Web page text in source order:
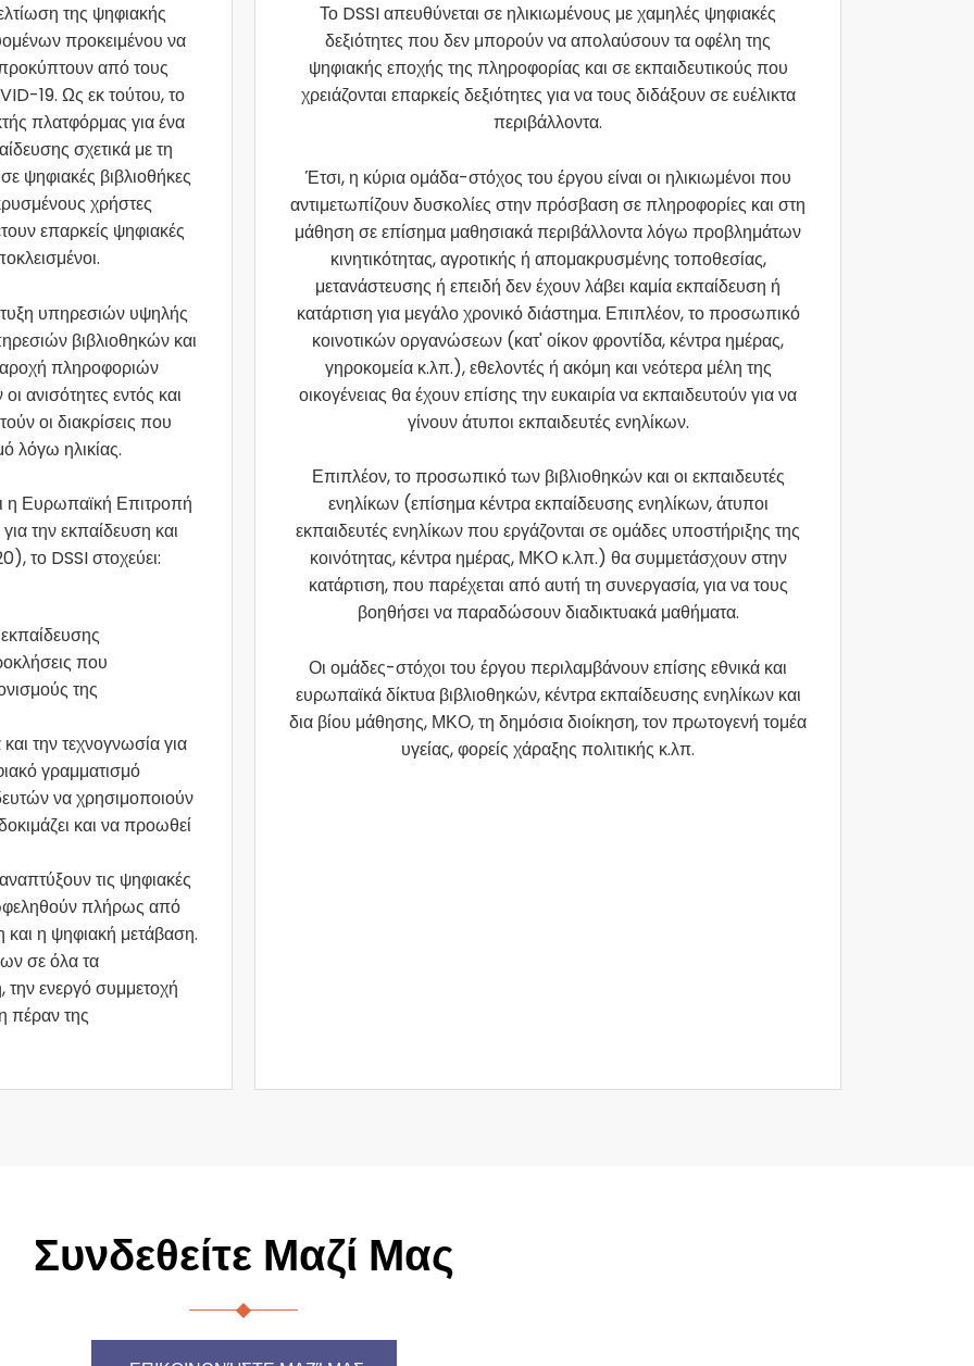
της ψηφιακής
προκειμένου να
από τους
19. Ως εκ τούτου, το
πλατφόρμας για ένα
σχετικά με τη
ψηφιακές βιβλιοθήκες
χρήστες
επαρκείς ψηφιακές
υπηρεσιών υψηλής
βιβλιοθηκών και
πληροφοριών
ανισότητες εντός και
οι διακρίσεις που
λόγω ηλικίας.
η Ευρωπαϊκή Επιτροπή
την εκπαίδευση και
το DSSI στοχεύει:
που
της
την τεχνογνωσία για
γραμματισμό
να χρησιμοποιούν
και να προωθεί
τις ψηφιακές
πλήρως από
και η ψηφιακή μετάβαση.
σε όλα τα
την ενεργό συμμετοχή
πέραν της
Το DSSI απευθύνεται σε ηλικιωμένους με χαμηλές ψηφιακές
δεξιότητες που δεν μπορούν να απολαύσουν τα οφέλη της
ψηφιακής εποχής της πληροφορίας και σε εκπαιδευτικούς που
χρειάζονται επαρκείς δεξιότητες για να τους διδάξουν σε ευέλικτα
περιβάλλοντα.
Έτσι, η κύρια ομάδα-στόχος του έργου είναι οι ηλικιωμένοι που
αντιμετωπίζουν δυσκολίες στην πρόσβαση σε πληροφορίες και στη
μάθηση σε επίσημα μαθησιακά περιβάλλοντα λόγω προβλημάτων
κινητικότητας, αγροτικής ή απομακρυσμένης τοποθεσίας,
μετανάστευσης ή επειδή δεν έχουν λάβει καμία εκπαίδευση ή
κατάρτιση για μεγάλο χρονικό διάστημα. Επιπλέον, το προσωπικό
κοινοτικών οργανώσεων (κατ' οίκον φροντίδα, κέντρα ημέρας,
γηροκομεία κ.λπ.), εθελοντές ή ακόμη και νεότερα μέλη της
οικογένειας θα έχουν επίσης την ευκαιρία να εκπαιδευτούν για να
γίνουν άτυποι εκπαιδευτές ενηλίκων.
Επιπλέον, το προσωπικό των βιβλιοθηκών και οι εκπαιδευτές
ενηλίκων (επίσημα κέντρα εκπαίδευσης ενηλίκων, άτυποι
εκπαιδευτές ενηλίκων που εργάζονται σε ομάδες υποστήριξης της
κοινότητας, κέντρα ημέρας, ΜΚΟ κ.λπ.) θα συμμετάσχουν στην
κατάρτιση, που παρέχεται από αυτή τη συνεργασία, για να τους
βοηθήσει να παραδώσουν διαδικτυακά μαθήματα.
Οι ομάδες-στόχοι του έργου περιλαμβάνουν επίσης εθνικά και
ευρωπαϊκά δίκτυα βιβλιοθηκών, κέντρα εκπαίδευσης ενηλίκων και
δια βίου μάθησης, ΜΚΟ, τη δημόσια διοίκηση, τον πρωτογενή τομέα
υγείας, φορείς χάραξης πολιτικής κ.λπ.
Συνδεθείτε Μαζί Μας